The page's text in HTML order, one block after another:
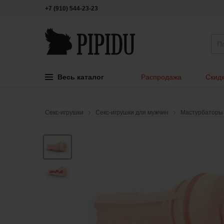
+7 (910) 544-23-23
Весь каталог Распродажа
Секс-игрушки Секс-игрушки для мужчин Мастурбаторы